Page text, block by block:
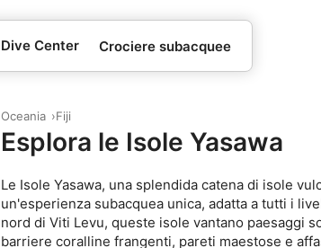
Dive Center Crociere subacquee
Oceania Fiji
Esplora le Isole Yasawa
Le Isole Yasawa, una splendida catena di isole
un'esperienza subacquea unica, adatta a tutti i
nord di Viti Levu, queste isole vantano paesaggi
barriere coralline frangenti, pareti maestose e